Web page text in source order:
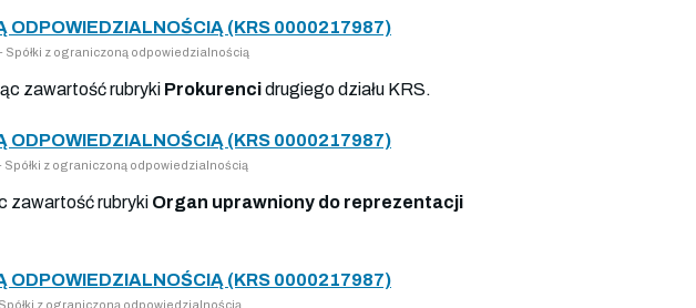
ODPOWIEDZIALNOŚCIĄ (KRS 0000217987)
Spółki z ograniczoną odpowiedzialnością
zawartość rubryki Prokurencidrugiego działu KRS.
ODPOWIEDZIALNOŚCIĄ (KRS 0000217987)
Spółki z ograniczoną odpowiedzialnością
zawartość rubryki Organ uprawniony do reprezentacji
ODPOWIEDZIALNOŚCIĄ (KRS 0000217987)
z ograniczoną odpowiedzialnością